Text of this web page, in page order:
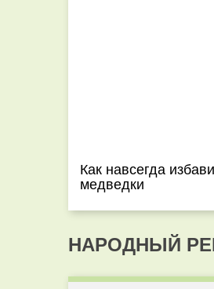
Как навсегда
медведки
НАРОДНЫЙ